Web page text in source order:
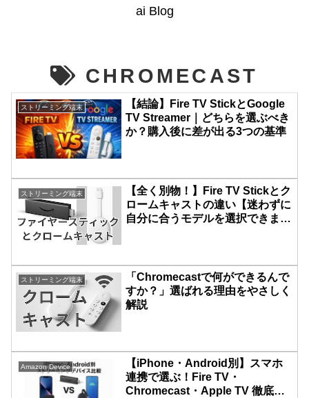
ai Blog
CHROMECAST
ストリーミング端末
【結論】Fire TV StickとGoogle
TV Streamer｜どちらを選ぶべき
か？購入後に差が出る3つの基準
ストリーミング端末
【全く別物！】Fire TV Stickとク
ロームキャストの違い【迷わずに
自分に合うモデルを選択できま
ストリーミング端末
「Chromecastで何ができるんで
すか？」選ばれる理由をやさしく
解説
Amazon Device
【iPhone・Android別】スマホ
連携で選ぶ！Fire TV・
Chromecast・Apple TV 徹底比